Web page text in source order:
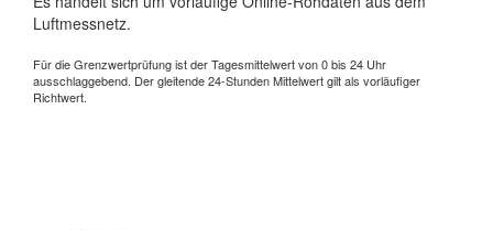
Luftmessnetz.
Für die Grenzwertprüfung ist der Tagesmittelwert von 0 bis 24 Uhr
ausschlaggebend. Der gleitende 24-Stunden Mittelwert gilt als vorläufiger
Richtwert.